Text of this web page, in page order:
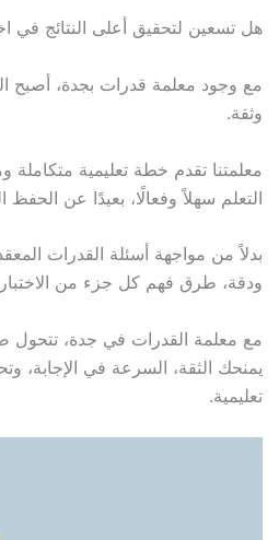
هل تسعين لتحقيق أعلى النتائج في
مع وجود معلمة قدرات بجدة، أصبح
وثقة.
معلمتنا تقدم خطة تعليمية
التعلم سهلاً وفعالًا، بعيدًا عن
بدلاً من مواجهة أسئلة القدرات
ودقة، طرق فهم كل جزء من الاختبار،
مع معلمة القدرات في جدة، تتحول
يمنحك الثقة، السرعة في الإجابة،
تعليمية.